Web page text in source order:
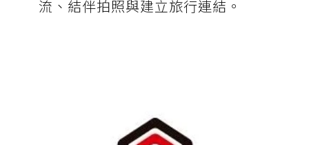
流、結伴拍照與建立旅行連結。